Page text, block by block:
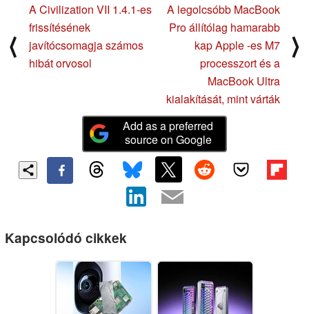
⟨
A Civilization VII 1.4.1-es
frissítésének
javítócsomagja számos
hibát orvosol
A legolcsóbb MacBook
Pro állítólag hamarabb
kap Apple -es M7
processzort és a
MacBook Ultra
kialakítását, mint várták
⟩
Add as a preferred
source on Google
Kapcsolódó cikkek